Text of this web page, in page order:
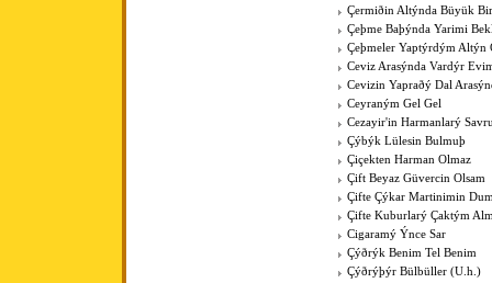
Çermiðin Altýnda Büyük
Çeþme Baþýnda Yarimi
Çeþmeler Yaptýrdým Altýn
Ceviz Arasýnda Vardýr
Cevizin Yapraðý Dal
Ceyraným Gel Gel
Cezayir'in Harmanlarý
Çýbýk Lülesin Bulmuþ
Çiçekten Harman Olmaz
Çift Beyaz Güvercin Olsam
Çifte Çýkar Martinimin
Çifte Kuburlarý Çaktým
Cigaramý Ýnce Sar
Çýðrýk Benim Tel Benim
Çýðrýþýr Bülbüller (U.h.)